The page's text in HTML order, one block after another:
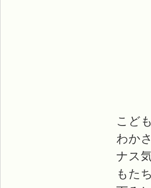
こど
わか
ナス
もた